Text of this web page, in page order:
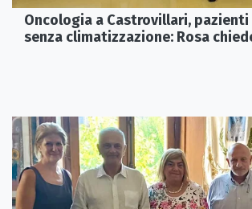
Oncologia a Castrovillari,
senza climatizzazione: Rosa